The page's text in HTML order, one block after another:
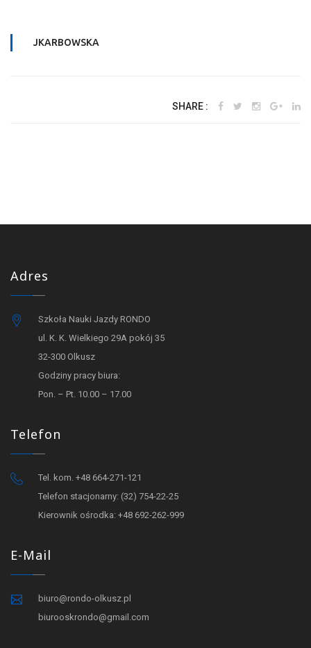
JKARBOWSKA
SHARE :
Adres
Szkoła Nauki Jazdy RONDO
ul. K. K. Wielkiego 29A pokój 35
32-300 Olkusz
Godziny pracy biura:
Pon. – Pt. 10.00 – 17.00
Telefon
Tel. kom. +48 664-271-121
Telefon stacjonarny: (32) 754-22-25
Kierownik ośrodka: +48 692-262-999
E-Mail
biuro@rondo-olkusz.pl
biurooskrondo@gmail.com